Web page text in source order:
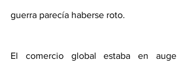
guerra parecía haberse roto.
El comercio global estaba en auge